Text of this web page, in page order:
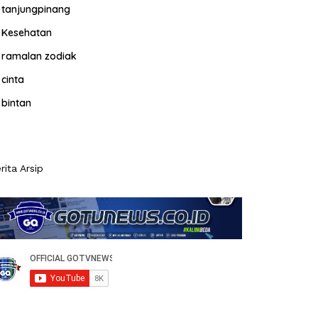
tanjungpinang
Kesehatan
ramalan zodiak
cinta
bintan
Arsip